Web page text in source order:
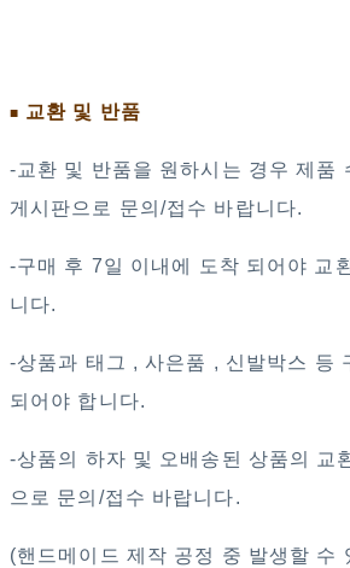
■ 교환 및 반품
-교환 및 반품을 원하시는 경우 제품
게시판으로 문의/접수 바랍니다.
-구매 후 7일 이내에 도착 되어야 교
니다.
-상품과 태그 , 사은품 , 신발박스 등
되어야 합니다.
-상품의 하자 및 오배송된 상품의 교
으로 문의/접수 바랍니다.
(핸드메이드 제작 공정 중 발생할 수